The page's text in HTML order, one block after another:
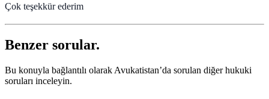
Çok teşekkür ederim
Benzer sorular.
Bu konuyla bağlantılı olarak Avukatistan’da sorulan diğer hukuki
soruları inceleyin.